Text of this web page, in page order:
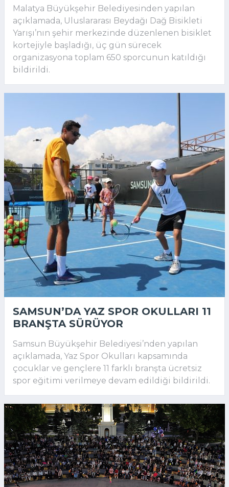
Malatya Büyükşehir Belediyesinden yapılan
açıklamada, Uluslararası Beydağı Dağ Bisikleti
Yarışı’nın şehir merkezinde düzenlenen bisiklet
kortejiyle başladığı, üç gün sürecek
organizasyona toplam 650 sporcunun katıldığı
bildirildi.
SAMSUN’DA YAZ SPOR OKULLARI 11
BRANŞTA SÜRÜYOR
Samsun Büyükşehir Belediyesi’nden yapılan
açıklamada, Yaz Spor Okulları kapsamında
çocuklar ve gençlere 11 farklı branşta ücretsiz
spor eğitimi verilmeye devam edildiği bildirildi.